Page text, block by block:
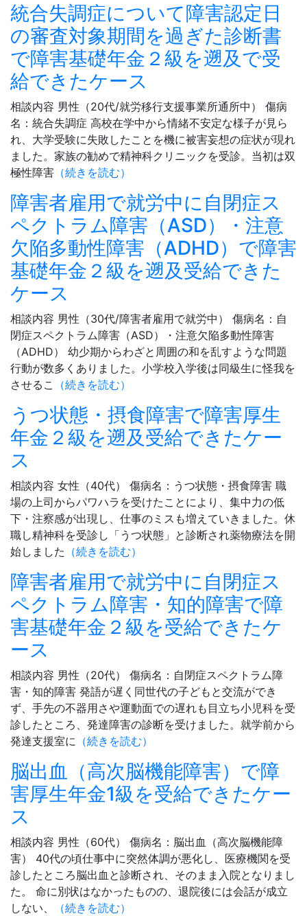
統合失調症について障害認定日
の審査対象期間を過ぎた診断書
で障害基礎年金２級を遡及で受
給できたケース
相談内容 男性（20代/就労移行支援事業所通所中） 傷病
名：統合失調症 高校在学中から情緒不安定な様子が見ら
れ、大学受験に失敗したことを機に被害妄想の症状が現れ
ました。家族の勧めで精神科クリニックを受診。当初は双
極性障害 （続きを読む）
障害者雇用で就労中に自閉症ス
ペクトラム障害（ASD）・注意
欠陥多動性障害（ADHD）で障害
基礎年金２級を遡及受給できた
ケース
相談内容 男性（30代/障害者雇用で就労中） 傷病名：自
閉症スペクトラム障害（ASD）・注意欠陥多動性障害
（ADHD） 幼少期からわざと周囲の和を乱すような問題
行動が数多くありました。小学校入学後は同級生に怪我を
させるこ
（続きを読む）
うつ状態・摂食障害で障害厚生
年金２級を遡及受給できたケー
ス
相談内容 女性（40代） 傷病名：うつ状態・摂食障害 職
場の上司からパワハラを受けたことにより、集中力の低
下・注察感が出現し、仕事のミスも増えていきました。休
職し精神科を受診し「うつ状態」と診断され薬物療法を開
始しました （続きを読む）
障害者雇用で就労中に自閉症ス
ペクトラム障害・知的障害で障
害基礎年金２級を受給できたケ
ース
相談内容 男性（20代） 傷病名：自閉症スペクトラム障
害・知的障害 発語が遅く同世代の子どもと交流ができ
ず、手先の不器用さや運動面での遅れも目立ち小児科を受
診したところ、発達障害の診断を受けました。就学前から
発達支援室に （続きを読む）
脳出血（高次脳機能障害）で障
害厚生年金1級を受給できたケー
ス
相談内容 男性（60代） 傷病名：脳出血（高次脳機能障
害） 40代の頃仕事中に突然体調が悪化し、医療機関を受
診したところ脳出血と診断され、そのまま入院となりまし
た。 命に別状はなかったものの、退院後には会話が成立
しない、
（続きを読む）